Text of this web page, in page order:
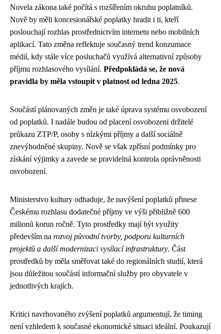
Novela zákona také počítá s rozšířením okruhu poplatníků.
Nově by měli koncesionářské poplatky hradit i ti, kteří
poslouchají rozhlas prostřednictvím internetu nebo mobilních
aplikací. Tato změna reflektuje současný trend konzumace
médií, kdy stále více posluchačů využívá alternativní způsoby
příjmu rozhlasového vysílání. Předpokládá se, že nová
pravidla by měla vstoupit v platnost od ledna 2025.
Součástí plánovaných změn je také úprava systému osvobození
od poplatků. I nadále budou od placení osvobozeni držitelé
průkazu ZTP/P, osoby s nízkými příjmy a další sociálně
znevýhodněné skupiny. Nově se však zpřísní podmínky pro
získání výjimky a zavede se pravidelná kontrola oprávněnosti
osvobození.
Ministerstvo kultury odhaduje, že navýšení poplatků přinese
Českému rozhlasu dodatečné příjmy ve výši přibližně 600
milionů korun ročně. Tyto prostředky mají být využity
především na rozvoj původní tvorby, podporu kulturních
projektů a další modernizaci vysílací infrastruktury. Část
prostředků by měla směřovat také do regionálních studií, která
jsou důležitou součástí informační služby pro obyvatele v
jednotlivých krajích.
Kritici navrhovaného zvýšení poplatků argumentují, že timing
není vzhledem k současné ekonomické situaci ideální. Poukazují